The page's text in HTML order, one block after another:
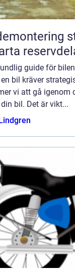
stockholm
guide för
bil kräver
vi att gå igenom
bil. Det är vikt...